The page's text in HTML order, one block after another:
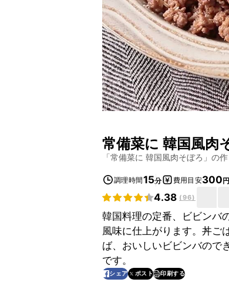
常備菜に 韓国風肉
「常備菜に 韓国風肉そぼろ 」の
調理時間15分 費用目安300円
4.38 (96)
韓国料理の定番、ビビンバ
風味に仕上がります。丼ご
ば、おいしいビビンバので
です。
シェア ポスト 印刷する